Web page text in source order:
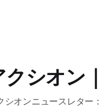
クシオン
シオンニュースレター